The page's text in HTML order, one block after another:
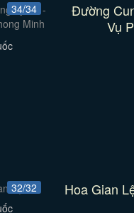
34/34
Đường
Vụ
32/32 Hoa Gian